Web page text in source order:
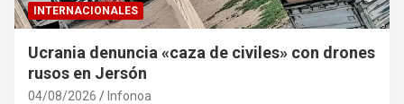
INTERNACIONALES
Ucrania denuncia «caza de civiles» con drones
rusos en Jersón
04/08/2026 Infonoa